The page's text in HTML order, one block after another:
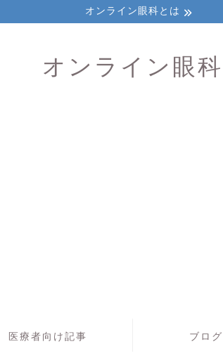
オンライン眼科とは
オンライン眼科
医療者向け記事 ブロ